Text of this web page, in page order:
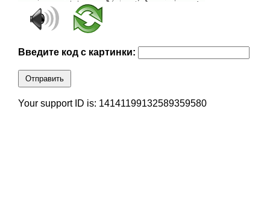
Введите код с картинки:
Отправить
Your support ID is: 14141199132589359580